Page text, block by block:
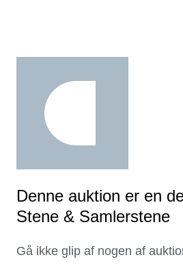
Denne auktion er en
Stene & Samlerstene
Gå ikke glip af nogen af